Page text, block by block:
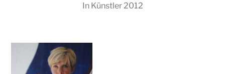
In Künstler 2012